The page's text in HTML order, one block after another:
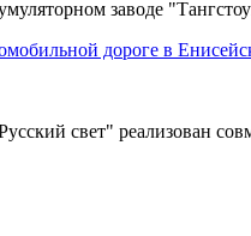
заводе
дороге в
свет" реализован